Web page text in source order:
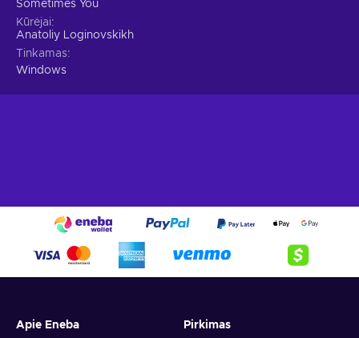
Sometimes You
Kūrėjai
Anatoliy Loginovskikh
Tinkamas
Windows
Apie Eneba Pirkimas